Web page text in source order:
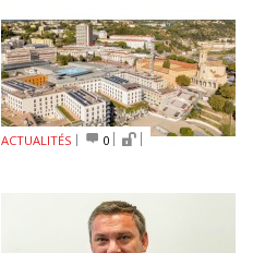
ACTUALITÉS 0